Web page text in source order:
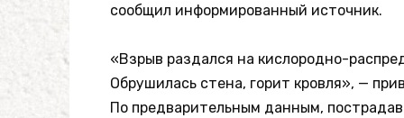
сообщил информированный источник.
«Взрыв раздался на кислородно-
Обрушилась стена, горит кровля», —
По предварительным данным,